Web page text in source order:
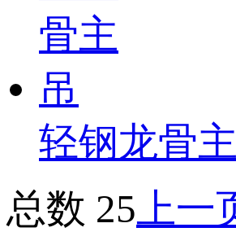
轻钢龙骨
总数 25 上一